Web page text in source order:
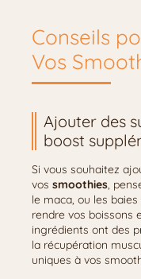
Conseils
Vos
Ajouter des
boost
Si vous souhaitez
vos smoothies,
le maca, ou les
rendre vos boissons
ingrédients ont des
la récupération
uniques à vos